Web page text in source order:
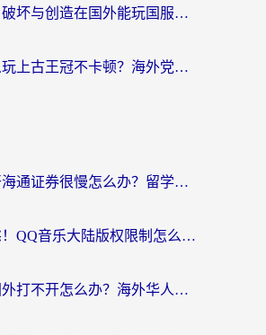
堡垒前线：破坏与创造在国外能玩国服吗？海外玩家国服畅玩终极指南
墨西哥怎么玩上古王冠不卡顿？海外党国服游戏加速器选择全攻略
在瑞士打开海通证券很慢怎么办？留学生&海外华人的回国加速全攻略
海外党别愁！QQ音乐大陆版权限制怎么破？附咪咕视频、B站地区限制解除全攻略
解放军报国外打不开怎么办？海外华人必备回国加速指南，看奥运拳击、听酷狗音乐全搞定